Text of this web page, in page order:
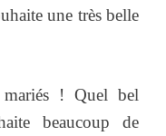
une très belle
! Quel bel
beaucoup de